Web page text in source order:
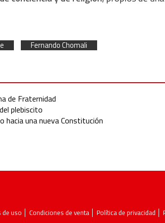
Fernando Chomali
de Fraternidad
plebiscito
hacia una nueva Constitución
de uso Condiciones de venta Política de privacidad